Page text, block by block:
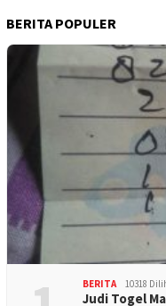
BERITA POPULER
BERITA 10318
Judi Togel